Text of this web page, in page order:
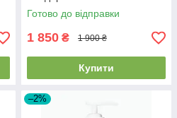
Готово до відправки
1 850 ₴ 1 900 ₴
Купити
–2%